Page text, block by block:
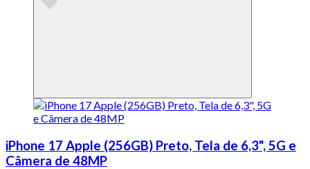
iPhone 17 Apple (256GB) Preto, Tela de 6,3", 5G e
Câmera de 48MP